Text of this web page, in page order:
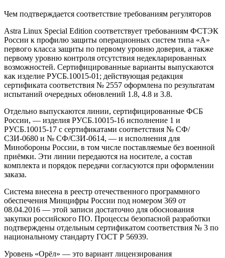
Чем подтверждается соответствие требованиям регуляторов
Astra Linux Special Edition соответствует требованиям ФСТЭК
России к профилю защиты операционных систем типа «А»
первого класса защиты по первому уровню доверия, а также
первому уровню контроля отсутствия недекларированных
возможностей. Сертифицированные варианты выпускаются
как изделие РУСБ.10015-01; действующая редакция
сертификата соответствия № 2557 оформлена по результатам
испытаний очередных обновлений 1.8, 4.8 и 3.8.
Отдельно выпускаются линии, сертифицированные ФСБ
России, — изделия РУСБ.10015-16 исполнение 1 и
РУСБ.10015-17 с сертификатами соответствия № СФ/
СЗИ-0680 и № СФ/СЗИ-0614, — и исполнения для
Минобороны России, в том числе поставляемые без военной
приёмки. Эти линии передаются на носителе, а состав
комплекта и порядок передачи согласуются при оформлении
заказа.
Система внесена в реестр отечественного программного
обеспечения Минцифры России под номером 369 от
08.04.2016 — этой записи достаточно для обоснования
закупки российского ПО. Процессы безопасной разработки
подтверждены отдельным сертификатом соответствия № 3 по
национальному стандарту ГОСТ Р 56939.
Уровень «Орёл» — это вариант лицензирования